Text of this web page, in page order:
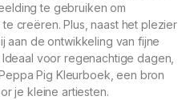
te gebruiken om
creëren. Plus, naast het plezier
aan de ontwikkeling van fijne
voor regenachtige dagen,
Pig Kleurboek, een bron
je kleine artiesten.